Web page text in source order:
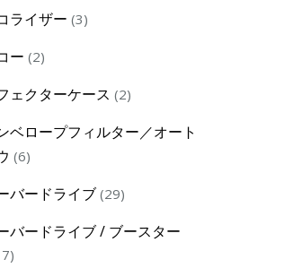
ライザー 33
ー 22
ェクターケース 22
ベロープフィルター／オート
66
バードライブ 2929
バードライブ / ブースター
117